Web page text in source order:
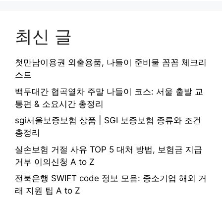
최신 글
첫만남이용권 외출용품, 나들이 준비물 꼼꼼 체크리
스트
백두대간 협곡열차 주말 나들이 코스: 서울 출발 교
통편 & 소요시간 총정리
sgi서울보증보험 상품 | SGI 보증보험 종류와 조건
총정리
실손보험 거절 사유 TOP 5 대처 방법, 보험금 지급
거부 이의신청 A to Z
전북은행 SWIFT code 정보 모음: 중소기업 해외 거
래 지원 팁 A to Z